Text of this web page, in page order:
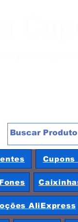
Fones
AliExpress